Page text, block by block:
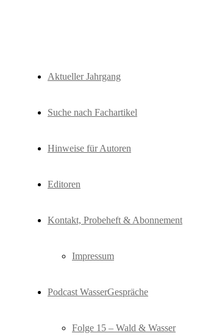
Aktueller Jahrgang
Suche nach Fachartikel
Hinweise für Autoren
Editoren
Kontakt, Probeheft & Abonnement
Impressum
Podcast WasserGespräche
Folge 15 – Wald & Wasser